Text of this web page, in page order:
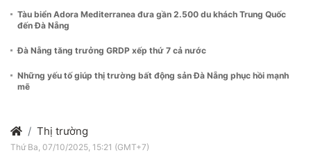
Tàu biển Adora Mediterranea đưa gần 2.500 du khách Trung Quốc
đến Đà Nẵng
Đà Nẵng tăng trưởng GRDP xếp thứ 7 cả nước
Những yếu tố giúp thị trường bất động sản Đà Nẵng phục hồi mạnh
mẽ
Thị trường
Thứ Ba, 07/10/2025, 15:21 (GMT+7)